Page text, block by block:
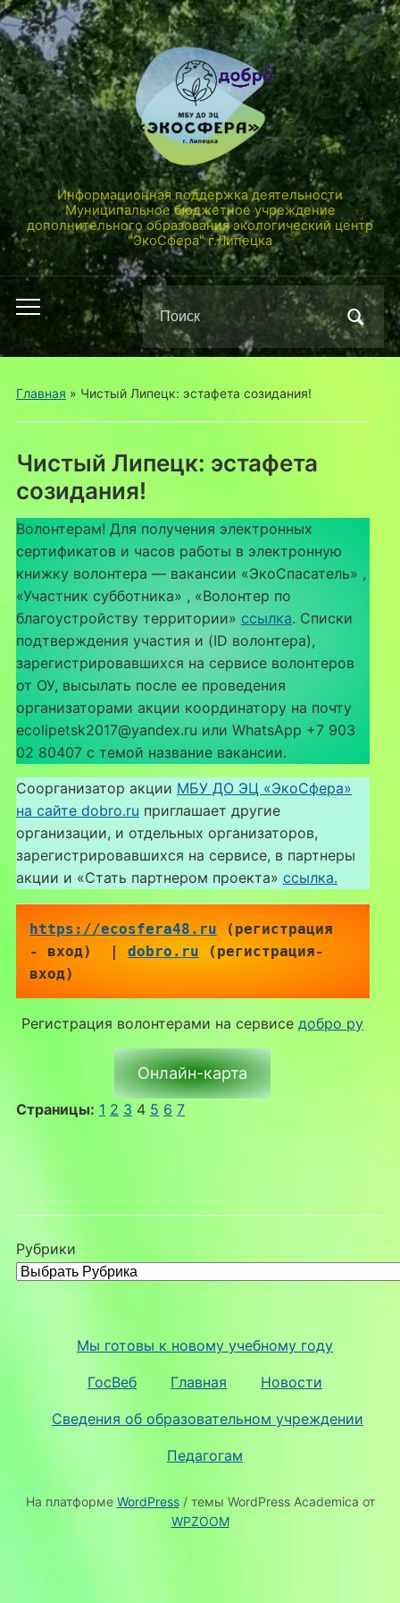
Информационная поддержка деятельности
Муниципальное бюджетное учреждение
дополнительного образования экологический центр
"ЭкоСфера" г.Липецка
Переключить
мобильное
меню
Поиск
по:
Главная » Чистый Липецк: эстафета созидания!
Чистый Липецк: эстафета
созидания!
Волонтерам! Для получения электронных
сертификатов и часов работы в электронную
книжку волонтера — вакансии «ЭкоСпасатель» ,
«Участник субботника» , «Волонтер по
благоустройству территории» ссылка. Списки
подтверждения участия и (ID волонтера),
зарегистрировавшихся на сервисе волонтеров
от ОУ, высылать после ее проведения
организаторами акции координатору на почту
ecolipetsk2017@yandex.ru или WhatsApp +7 903
02 80407 c темой название вакансии.
Соорганизатор акции МБУ ДО ЭЦ «ЭкоСфера»
на сайте dobro.ru приглашает другие
организации, и отдельных организаторов,
зарегистрировавшихся на сервисе, в партнеры
акции и «Стать партнером проекта» ссылка.
https://ecosfera48.ru (регистрация
- вход)  | dobro.ru (регистрация-
вход)
Регистрация волонтерами на сервиседобро ру
Онлайн-карта
Страницы: 1 2 3 4 5 6 7
Рубрики
Мы готовы к новому учебному году
ГосВеб Главная Новости
Сведения об образовательном учреждении
Педагогам
На платформе WordPress/ темы WordPress Academica от
WPZOOM